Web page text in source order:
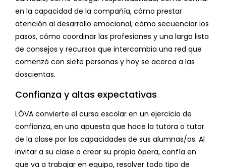
en la capacidad de la compañía, cómo prestar
atención al desarrollo emocional, cómo secuenciar los
pasos, cómo coordinar las profesiones y una larga lista
de consejos y recursos que intercambia una red que
comenzó con siete personas y hoy se acerca a las
doscientas.
Confianza y altas expectativas
LÓVA convierte el curso escolar en un ejercicio de
confianza, en una apuesta que hace la tutora o tutor
de la clase por las capacidades de sus alumnas/os. Al
invitar a su clase a crear su propia ópera, confía en
que va a trabajar en equipo, resolver todo tipo de